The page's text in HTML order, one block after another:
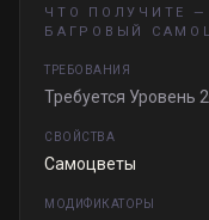
ЧТО ПОЛУЧИТЕ —
БАГРОВЫЙ
ТРЕБОВАНИЯ
Требуется Уровень
СВОЙСТВА
Самоцветы
МОДИФИКАТОРЫ